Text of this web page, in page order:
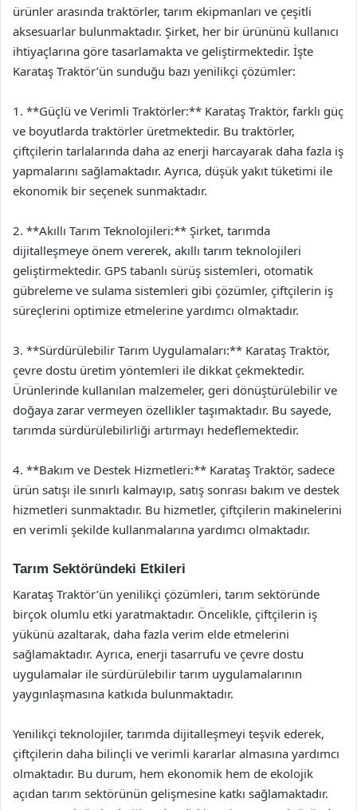
ürünler arasında traktörler, tarım ekipmanları ve çeşitli
aksesuarlar bulunmaktadır. Şirket, her bir ürününü kullanıcı
ihtiyaçlarına göre tasarlamakta ve geliştirmektedir. İşte
Karataş Traktör’ün sunduğu bazı yenilikçi çözümler:
1. **Güçlü ve Verimli Traktörler:** Karataş Traktör, farklı güç
ve boyutlarda traktörler üretmektedir. Bu traktörler,
çiftçilerin tarlalarında daha az enerji harcayarak daha fazla iş
yapmalarını sağlamaktadır. Ayrıca, düşük yakıt tüketimi ile
ekonomik bir seçenek sunmaktadır.
2. **Akıllı Tarım Teknolojileri:** Şirket, tarımda
dijitalleşmeye önem vererek, akıllı tarım teknolojileri
geliştirmektedir. GPS tabanlı sürüş sistemleri, otomatik
gübreleme ve sulama sistemleri gibi çözümler, çiftçilerin iş
süreçlerini optimize etmelerine yardımcı olmaktadır.
3. **Sürdürülebilir Tarım Uygulamaları:** Karataş Traktör,
çevre dostu üretim yöntemleri ile dikkat çekmektedir.
Ürünlerinde kullanılan malzemeler, geri dönüştürülebilir ve
doğaya zarar vermeyen özellikler taşımaktadır. Bu sayede,
tarımda sürdürülebilirliği artırmayı hedeflemektedir.
4. **Bakım ve Destek Hizmetleri:** Karataş Traktör, sadece
ürün satışı ile sınırlı kalmayıp, satış sonrası bakım ve destek
hizmetleri sunmaktadır. Bu hizmetler, çiftçilerin makinelerini
en verimli şekilde kullanmalarına yardımcı olmaktadır.
Tarım Sektöründeki Etkileri
Karataş Traktör’ün yenilikçi çözümleri, tarım sektöründe
birçok olumlu etki yaratmaktadır. Öncelikle, çiftçilerin iş
yükünü azaltarak, daha fazla verim elde etmelerini
sağlamaktadır. Ayrıca, enerji tasarrufu ve çevre dostu
uygulamalar ile sürdürülebilir tarım uygulamalarının
yaygınlaşmasına katkıda bulunmaktadır.
Yenilikçi teknolojiler, tarımda dijitalleşmeyi teşvik ederek,
çiftçilerin daha bilinçli ve verimli kararlar almasına yardımcı
olmaktadır. Bu durum, hem ekonomik hem de ekolojik
açıdan tarım sektörünün gelişmesine katkı sağlamaktadır.